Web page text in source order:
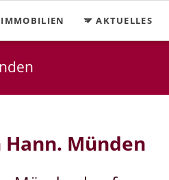
IMMOBILIEN AKTUELLES
Münden